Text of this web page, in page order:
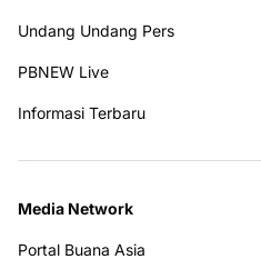
Undang Undang Pers
PBNEW Live
Informasi Terbaru
Media Network
Portal Buana Asia